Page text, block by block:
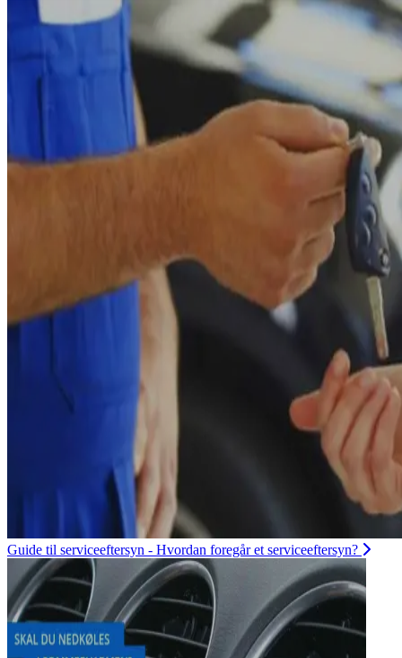
Guide til serviceeftersyn - Hvordan foregår et serviceeftersyn?